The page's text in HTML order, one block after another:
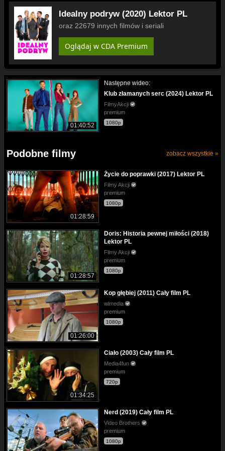
Idealny podryw (2020) Lektor PL
oraz 22679 innych filmów i seriali
Oglądaj w CDA Premium
01:40:52
Następne wideo:
Klub złamanych serc (2024) Lektor PL
FilmyAkcji
premium
1080p
Podobne filmy zobacz wszystkie »
01:28:59
Życie do poprawki (2017) Lektor PL
Filmy Akcji
premium
1080p
01:28:57
Doris: Historia pewnej miłości (2018)
Lektor PL
Filmy Akcji
premium
1080p
01:26:00
Kop głębiej (2011) Cały film PL
wlmedia
premium
1080p
01:34:25
Ciało (2003) Cały film PL
Media4fun
premium
720p
Nerd (2019) Cały film PL
Video Brothers
premium
1080p